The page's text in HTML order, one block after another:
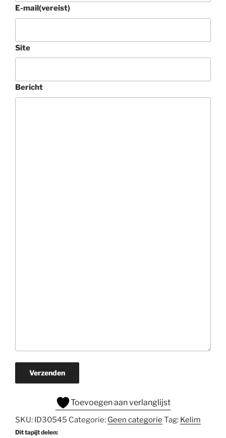
E-mail (vereist)
Site
Bericht
Verzenden
Toevoegen aan verlanglijst
SKU: ID30545 Categorie: Geen categorie Tag: Kelim
Dit tapijt delen: